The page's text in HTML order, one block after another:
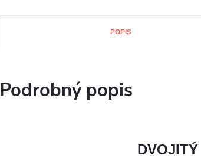
POPIS
Podrobný popis
DVOJITÝ